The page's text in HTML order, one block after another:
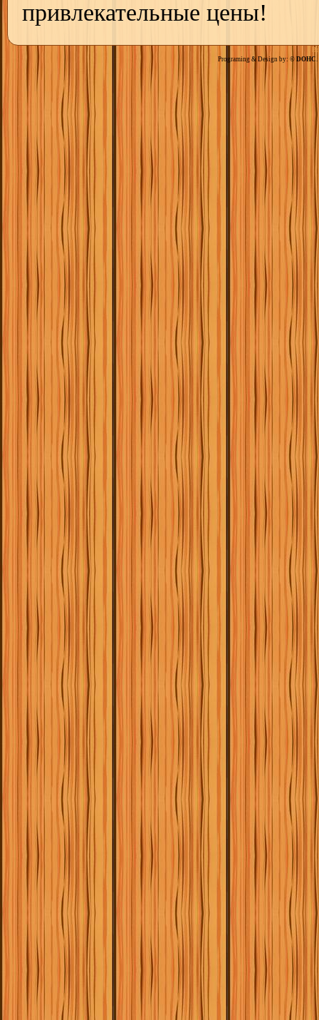
привлекательные цены!
Programing & Design by: © DOHC.